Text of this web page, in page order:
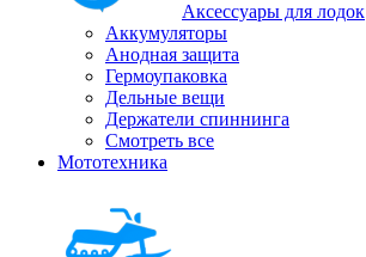
Аксессуары для лодок
Аккумуляторы
Анодная защита
Гермоупаковка
Дельные вещи
Держатели спиннинга
Смотреть все
Мототехника